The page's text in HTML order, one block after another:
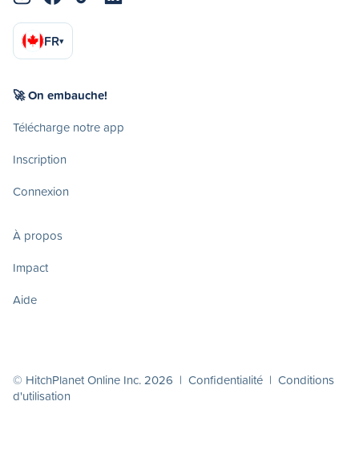
FR▾
🚀 On embauche!
Télécharge notre app
Inscription
Connexion
À propos
Impact
Aide
© HitchPlanet Online Inc. 2026 | Confidentialité | Conditions
d'utilisation